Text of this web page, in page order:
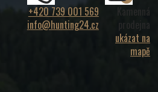
+420 739 001 569
info@hunting24.cz
Kamenná
prodejna
ukázat na
mapě